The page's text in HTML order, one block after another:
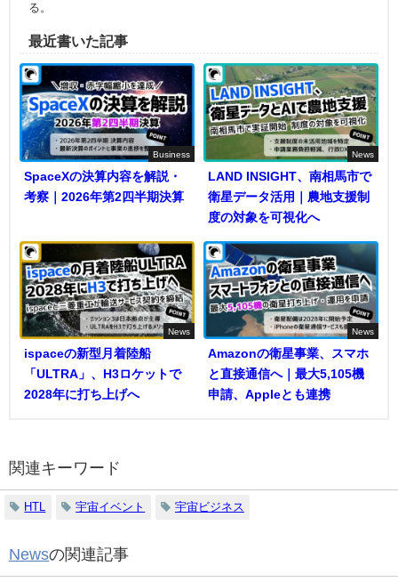
る。
最近書いた記事
Business
SpaceXの決算内容を解説・
考察｜2026年第2四半期決算
News
LAND INSIGHT、南相馬市で
衛星データ活用｜農地支援制
度の対象を可視化へ
News
ispaceの新型月着陸船
「ULTRA」、H3ロケットで
2028年に打ち上げへ
News
Amazonの衛星事業、スマホ
と直接通信へ｜最大5,105機
申請、Appleとも連携
関連キーワード
HTL 宇宙イベント 宇宙ビジネス
Newsの関連記事